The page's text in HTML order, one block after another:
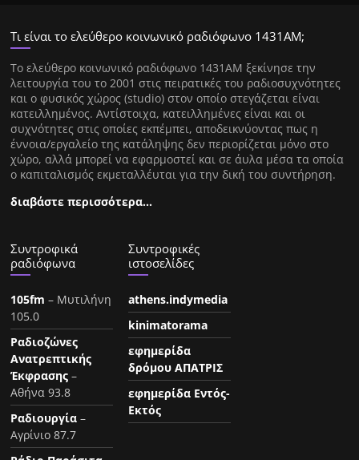
Τι είναι το ελεύθερο κοινωνικό ραδιόφωνο 1431ΑΜ;
Tο ελεύθερο κοινωνικό ραδιόφωνο 1431AM ξεκίνησε την
λειτουργία του το 2001 στις πειρατικές του ραδιοσυχνότητες
και ο φυσικός χώρος (studio) στον οποίο στεγάζεται είναι
κατειλλημένος. Αντίστοιχα, κατειλλημένες είναι και οι
συχνότητες στις οποίες εκπέμπει, αποδεικνύοντας πως η
έννοια/εργαλείο της κατάληψης δεν περιορίζεται μόνο στο
χώρο, αλλά μπορεί να εφαρμοστεί και σε άυλα μέσα τα οποία
ο καπιταλισμός εκμεταλλέυται για την δική του συντήρηση.
διαβάστε περισσότερα…
Συντροφικά
ραδιόφωνα
105fm – Μυτιλήνη
105.0
Ραδιοζώνες
Ανατρεπτικής
Έκφρασης –
Αθήνα 93.8
Ραδιουργία –
Αγρίνιο 87.7
Συντροφικές
ιστοσελίδες
athens.indymedia
kinimatorama
εφημερίδα
δρόμου ΑΠΑΤΡΙΣ
εφημερίδα Εντός-
Εκτός